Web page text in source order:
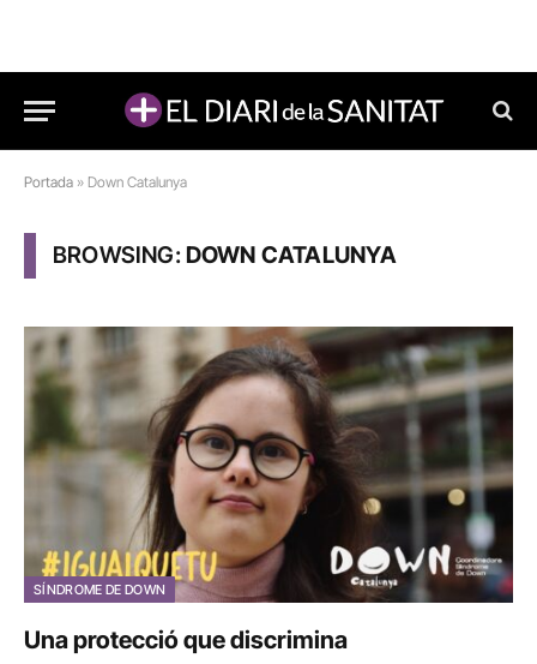
Portada » Down Catalunya
BROWSING:DOWN CATALUNYA
SÍNDROME DE DOWN
Una protecció que discrimina